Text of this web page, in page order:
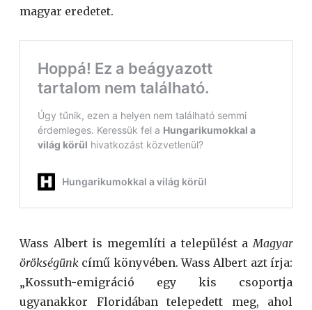
magyar eredetet.
Wass Albert is megemlíti a települést aMagyar
örökségünk című könyvében. Wass Albert azt írja:
„Kossuth-emigráció egy kis csoportja
ugyanakkor Floridában telepedett meg, ahol